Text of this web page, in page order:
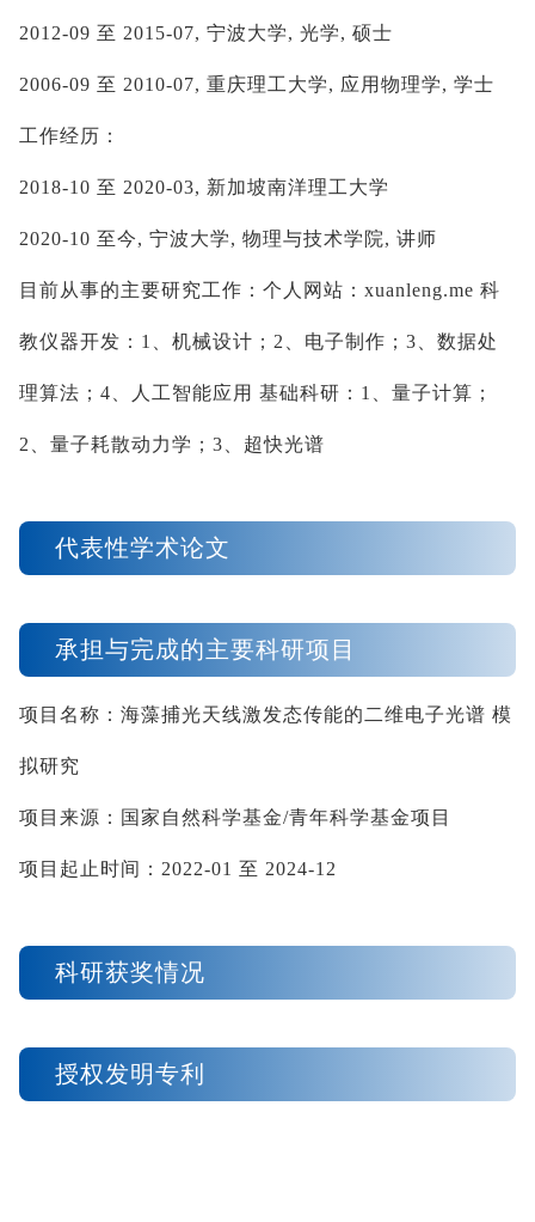
2012-09 至 2015-07, 宁波大学, 光学, 硕士
2006-09 至 2010-07, 重庆理工大学, 应用物理学, 学士
工作经历：
2018-10 至 2020-03, 新加坡南洋理工大学
2020-10 至今, 宁波大学, 物理与技术学院, 讲师
目前从事的主要研究工作：个人网站： xuanleng.me 科
教仪器开发： 1 、机械设计； 2 、电子制作； 3 、数据处
理算法； 4 、人工智能应用 基础科研： 1 、量子计算；
2 、量子耗散动力学； 3 、超快光谱
代表性学术论文
承担与完成的主要科研项目
项目名称：海藻捕光天线激发态传能的二维电子光谱 模
拟研究
项目来源：国家自然科学基金/青年科学基金项目
项目起止时间： 2022-01 至 2024-12
科研获奖情况
授权发明专利